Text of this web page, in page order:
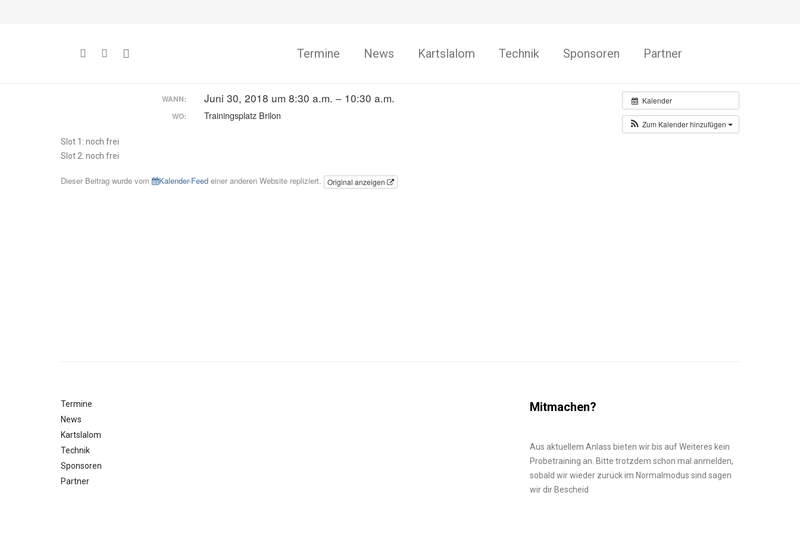
Termine News Kartslalom Technik Sponsoren Partner
Kalender
Zum Kalender hinzufügen
WANN: Juni 30, 2018 um 8:30 a.m. – 10:30 a.m.
WO: Trainingsplatz Brilon
Slot 1: noch frei
Slot 2: noch frei
Dieser Beitrag wurde vom Kalender-Feed einer anderen Website repliziert. Original anzeigen
Termine
News
Kartslalom
Technik
Sponsoren
Partner
Mitmachen?
Aus aktuellem Anlass bieten wir bis auf Weiteres kein
Probetraining an. Bitte trotzdem schon mal anmelden,
sobald wir wieder zurück im Normalmodus sind sagen
wir dir Bescheid